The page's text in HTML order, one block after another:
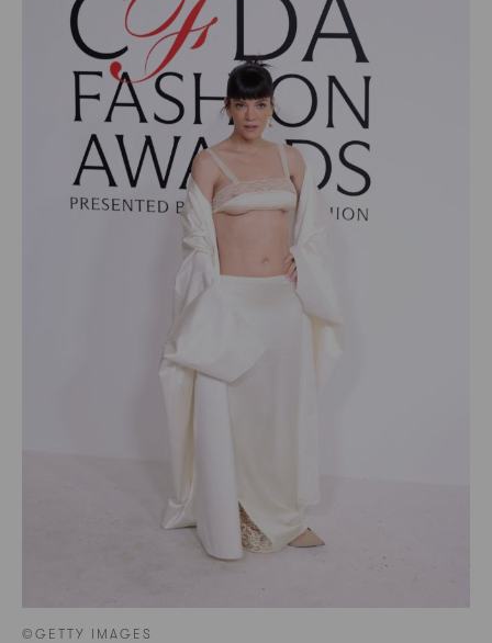
©GETTY IMAGES